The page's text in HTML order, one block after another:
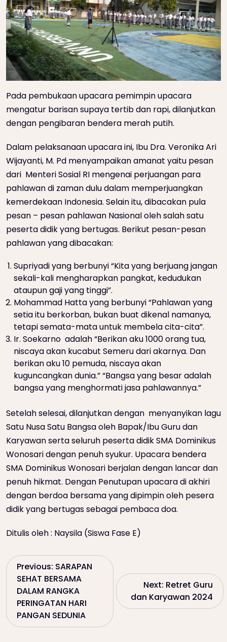
Pada pembukaan upacara pemimpin upacara
mengatur barisan supaya tertib dan rapi, dilanjutkan
dengan pengibaran bendera merah putih.
Dalam pelaksanaan upacara ini, Ibu Dra. Veronika Ari
Wijayanti, M. Pd menyampaikan amanat yaitu pesan
dari Menteri Sosial RI mengenai perjuangan para
pahlawan di zaman dulu dalam memperjuangkan
kemerdekaan Indonesia. Selain itu, dibacakan pula
pesan – pesan pahlawan Nasional oleh salah satu
peserta didik yang bertugas. Berikut pesan-pesan
pahlawan yang dibacakan:
Supriyadi yang berbunyi “Kita yang berjuang jangan
sekali-kali mengharapkan pangkat, kedudukan
ataupun gaji yang tinggi”.
Mohammad Hatta yang berbunyi “Pahlawan yang
setia itu berkorban, bukan buat dikenal namanya,
tetapi semata-mata untuk membela cita-cita”.
Ir. Soekarno adalah “Berikan aku 1000 orang tua,
niscaya akan kucabut Semeru dari akarnya. Dan
berikan aku 10 pemuda, niscaya akan
kuguncangkan dunia.” “Bangsa yang besar adalah
bangsa yang menghormati jasa pahlawannya.”
Setelah selesai, dilanjutkan dengan menyanyikan lagu
Satu Nusa Satu Bangsa oleh Bapak/Ibu Guru dan
Karyawan serta seluruh peserta didik SMA Dominikus
Wonosari dengan penuh syukur. Upacara bendera
SMA Dominikus Wonosari berjalan dengan lancar dan
penuh hikmat. Dengan Penutupan upacara di akhiri
dengan berdoa bersama yang dipimpin oleh pesera
didik yang bertugas sebagai pembaca doa.
Ditulis oleh : Naysila (Siswa Fase E)
P
s
Previous: SARAPAN
SEHAT BERSAMA
DALAM RANGKA
PERINGATAN HARI
PANGAN SEDUNIA
Next: Retret Guru
dan Karyawan 2024